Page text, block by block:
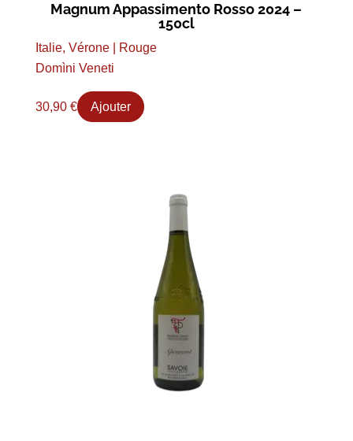
Magnum Appassimento Rosso 2024 –
150cl
Italie, Vérone | Rouge
Domìni Veneti
30,90 € Ajouter